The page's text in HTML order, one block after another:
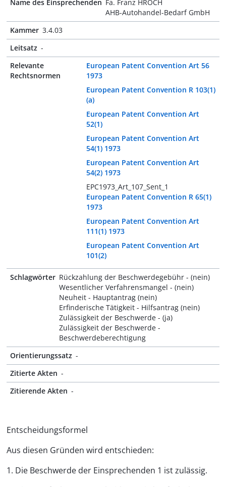
Name des Einsprechenden Fa. Franz HROCH
AHB-Autohandel-Bedarf GmbH
Kammer 3.4.03
Leitsatz -
Relevante
Rechtsnormen
European Patent Convention Art 56
1973
European Patent Convention R 103(1)
(a)
European Patent Convention Art
52(1)
European Patent Convention Art
54(1) 1973
European Patent Convention Art
54(2) 1973
EPC1973_Art_107_Sent_1
European Patent Convention R 65(1)
1973
European Patent Convention Art
111(1) 1973
European Patent Convention Art
101(2)
Schlagwörter Rückzahlung der Beschwerdegebühr - (nein)
Wesentlicher Verfahrensmangel - (nein)
Neuheit - Hauptantrag (nein)
Erfinderische Tätigkeit - Hilfsantrag (nein)
Zulässigkeit der Beschwerde - (ja)
Zulässigkeit der Beschwerde -
Beschwerdeberechtigung
Orientierungssatz -
Zitierte Akten -
Zitierende Akten -
Entscheidungsformel
Aus diesen Gründen wird entschieden:
1. Die Beschwerde der Einsprechenden 1 ist zulässig.